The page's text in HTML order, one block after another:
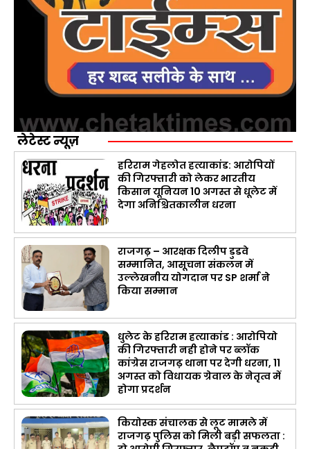
लेटेस्ट न्यूज़
हरिराम गेहलोत हत्याकांड: आरोपियों
की गिरफ्तारी को लेकर भारतीय
किसान यूनियन 10 अगस्त से धूलेट में
देगा अनिश्चितकालीन धरना
राजगढ़ – आरक्षक दिलीप डुडवे
सम्मानित, आसूचना संकलन में
उल्लेखनीय योगदान पर SP शर्मा ने
किया सम्मान
धुलेट के हरिराम हत्याकांड : आरोपियो
की गिरफ्तारी नही होने पर ब्लॉक
कांग्रेस राजगढ़ थाना पर देगी धरना, 11
अगस्त को विधायक ग्रेवाल के नेतृत्व में
होगा प्रदर्शन
कियोस्क संचालक से लूट मामले में
राजगढ़ पुलिस को मिली बड़ी सफलता :